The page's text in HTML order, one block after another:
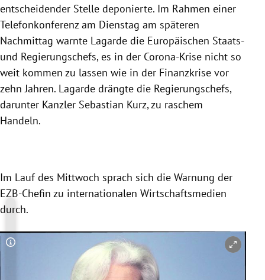
entscheidender Stelle deponierte. Im Rahmen einer
Telefonkonferenz am Dienstag am späteren
Nachmittag warnte Lagarde die Europäischen Staats-
und Regierungschefs, es in der Corona-Krise nicht so
weit kommen zu lassen wie in der Finanzkrise vor
zehn Jahren. Lagarde drängte die Regierungschefs,
darunter Kanzler Sebastian Kurz, zu raschem
Handeln.
Im Lauf des Mittwoch sprach sich die Warnung der
EZB-Chefin zu internationalen Wirtschaftsmedien
durch.
Copyright-Hinweis öffnen/schließen